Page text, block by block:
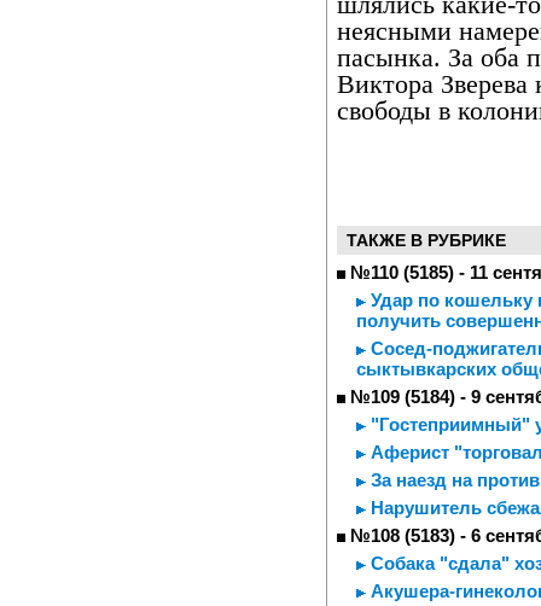
неясными
пасынка. За оба
Виктора
свободы в
ТАКЖЕ В РУБРИКЕ
№110 (5185) - 11
Удар по кошельку
получить
Сосед-
сыктывкарских
№109 (5184) - 9
"Гостеприимный"
Аферист
За наезд на
Нарушитель
№108 (5183) - 6
Собака "сдала"
Акушера-